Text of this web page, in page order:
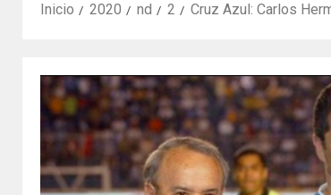
Inicio 2020 nd 2 Cruz Azul: Carlos